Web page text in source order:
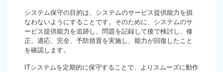
システム保守の目的は、システムのサービス提供能力を損
なわないようにすることです。そのために、システムのサ
ービス提供能力を追跡し、問題を記録して後で検討し、修
正、適応、完全、予防措置を実施し、能力が回復したこと
を確認します。
ITシステムを定期的に保守することで、よりスムーズに動作